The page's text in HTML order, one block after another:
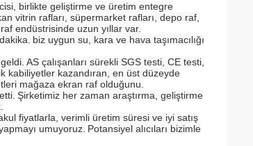
birlikte geliştirme ve üretim entegre
vitrin rafları, süpermarket rafları, depo raf,
endüstrisinde uzun yıllar var.
biz uygun su, kara ve hava taşımacılığı
AS çalışanları sürekli SGS testi, CE testi,
kabiliyetler kazandıran, en üst düzeyde
mağaza ekran raf olduğunu.
Şirketimiz her zaman araştırma, geliştirme
fiyatlarla, verimli üretim süresi ve iyi satış
umuyoruz. Potansiyel alıcıları bizimle